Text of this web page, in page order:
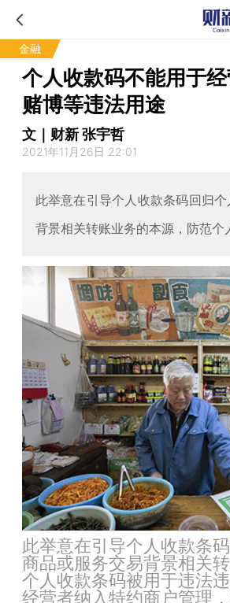
金融
个人收款码不能用于
赌博等违法用途
文｜财新 张宇哲
2021年11月26日 22:01
此举意在引导个人收款条码回归
背景相关转账业务的本源，防范
此举意在引导个人收款条
商品或服务交易背景相关
个人收款条码被用于违法
经营者纳入特约商户管理